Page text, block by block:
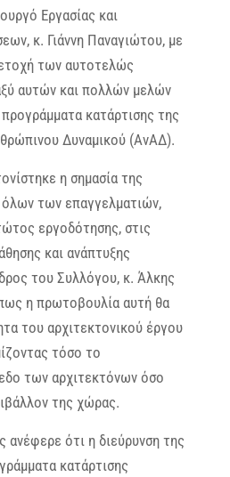
Εργασίας και
κ. Γιάννη Παναγιώτου, με
των αυτοτελώς
αυτών και πολλών μελών
κατάρτισης της
Δυναμικού (ΑνΑΔ).
η σημασία της
όλων των επαγγελματιών,
εργοδότησης, στις
και ανάπτυξης
του Συλλόγου, κ. Άλκης
η πρωτοβουλία αυτή θα
του αρχιτεκτονικού έργου
τόσο το
των αρχιτεκτόνων όσο
της χώρας.
ανέφερε ότι η διεύρυνση της
κατάρτισης